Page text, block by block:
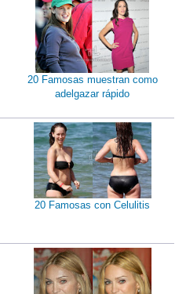
20 Famosas muestran como
adelgazar rápido
20 Famosas con Celulitis